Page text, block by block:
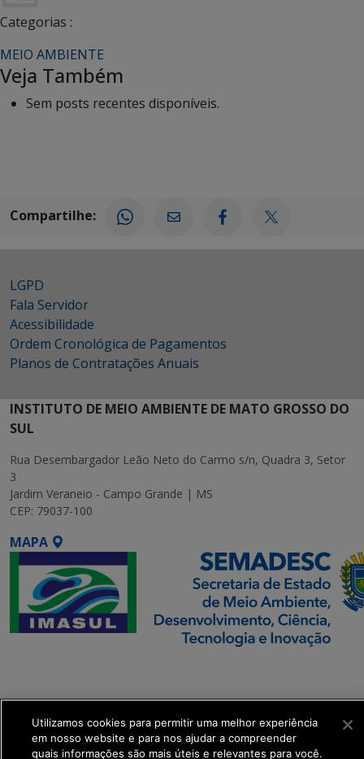
Categorias :
MEIO AMBIENTE
Veja Também
Sem posts recentes disponíveis.
Compartilhe:
LGPD
Fala Servidor
Acessibilidade
Ordem Cronológica de Pagamentos
Planos de Contratações Anuais
INSTITUTO DE MEIO AMBIENTE DE MATO GROSSO DO
SUL
Rua Desembargador Leão Neto do Carmo s/n, Quadra 3, Setor
3
Jardim Veraneio - Campo Grande | MS
CEP: 79037-100
MAPA
Transformação Digital
get_footer();
Utilizamos cookies para permitir uma melhor experiência
em nosso website e para nos ajudar a compreender
quais informações são mais úteis e relevantes para você.